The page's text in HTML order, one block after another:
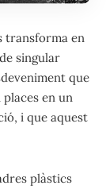
transforma en
singular
que
en un
i que aquest
plàstics